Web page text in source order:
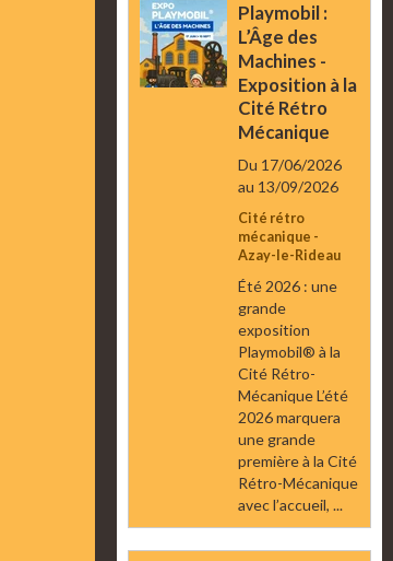
Playmobil :
L’Âge des
Machines -
Exposition à la
Cité Rétro
Mécanique
Du 17/06/2026
au 13/09/2026
Cité rétro
mécanique -
Azay-le-Rideau
Été 2026 : une
grande
exposition
Playmobil® à la
Cité Rétro-
Mécanique L’été
2026 marquera
une grande
première à la Cité
Rétro-Mécanique
avec l’accueil, ...